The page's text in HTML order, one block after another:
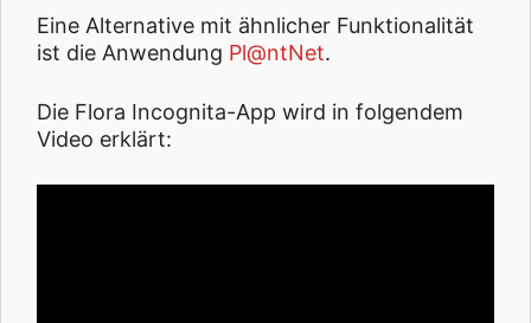
Eine Alternative mit ähnlicher Funktionalität
ist die Anwendung Pl@ntNet.
Die Flora Incognita-App wird in folgendem
Video erklärt: